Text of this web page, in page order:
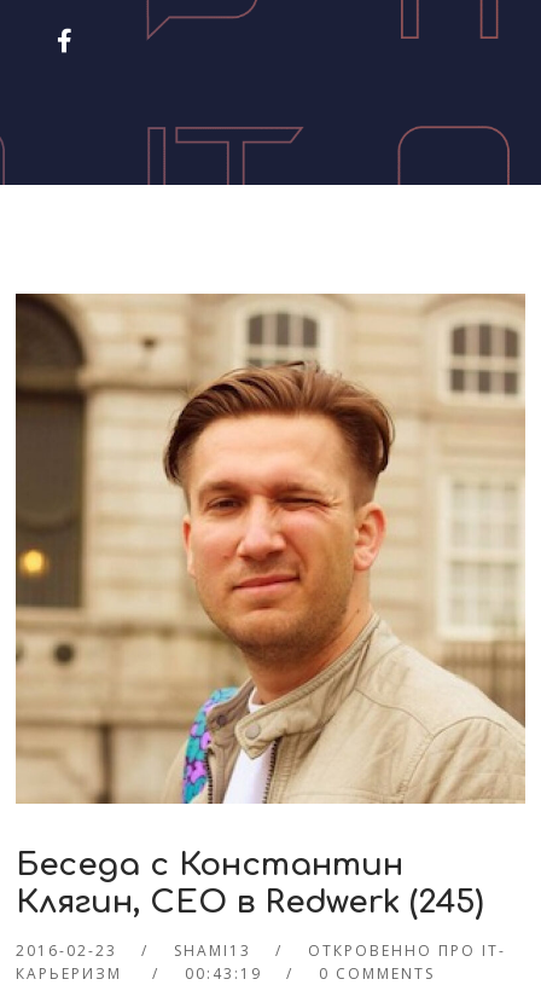
Беседа с Константин
Клягин, CEO в Redwerk (245)
2016-02-23 SHAMI13
ОТКРОВЕННО ПРО IT-
КАРЬЕРИЗМ
00:43:19 0 COMMENTS